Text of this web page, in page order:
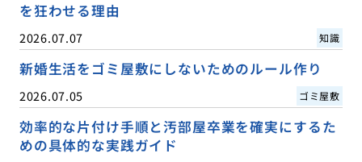
を狂わせる理由
2026.07.07 知識
新婚生活をゴミ屋敷にしないためのルール作り
2026.07.05 ゴミ屋敷
効率的な片付け手順と汚部屋卒業を確実にするた
めの具体的な実践ガイド